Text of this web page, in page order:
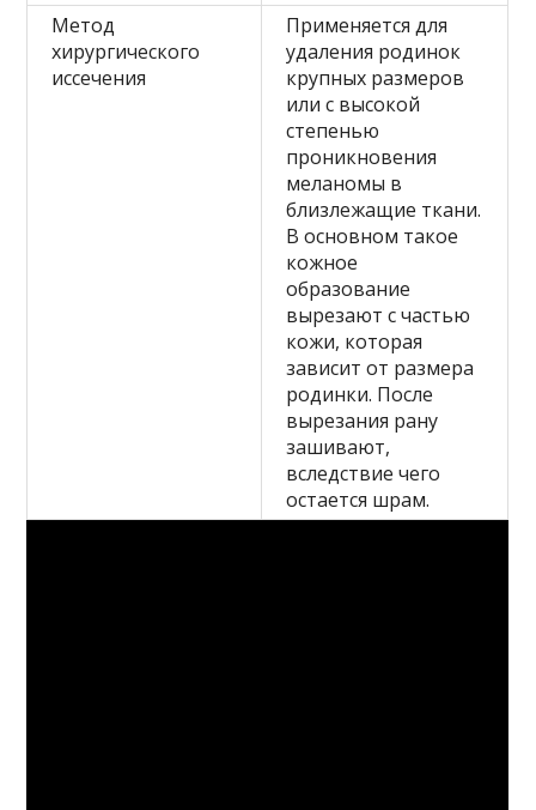
Метод
хирургического
иссечения
Применяется для
удаления родинок
крупных размеров
или с высокой
степенью
проникновения
меланомы в
близлежащие ткани.
В основном такое
кожное
образование
вырезают с частью
кожи, которая
зависит от размера
родинки. После
вырезания рану
зашивают,
вследствие чего
остается шрам.